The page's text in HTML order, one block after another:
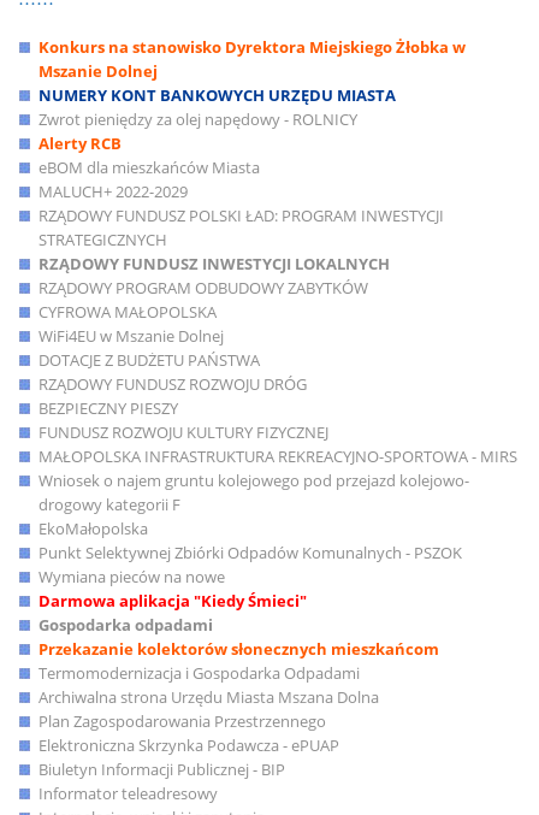
Konkurs na stanowisko Dyrektora Miejskiego Żłobka w
Mszanie Dolnej
NUMERY KONT BANKOWYCH URZĘDU MIASTA
Zwrot pieniędzy za olej napędowy - ROLNICY
Alerty RCB
eBOM dla mieszkańców Miasta
MALUCH+ 2022-2029
RZĄDOWY FUNDUSZ POLSKI ŁAD: PROGRAM INWESTYCJI
STRATEGICZNYCH
RZĄDOWY FUNDUSZ INWESTYCJI LOKALNYCH
RZĄDOWY PROGRAM ODBUDOWY ZABYTKÓW
CYFROWA MAŁOPOLSKA
WiFi4EU w Mszanie Dolnej
DOTACJE Z BUDŻETU PAŃSTWA
RZĄDOWY FUNDUSZ ROZWOJU DRÓG
BEZPIECZNY PIESZY
FUNDUSZ ROZWOJU KULTURY FIZYCZNEJ
MAŁOPOLSKA INFRASTRUKTURA REKREACYJNO-SPORTOWA - MIRS
Wniosek o najem gruntu kolejowego pod przejazd kolejowo-
drogowy kategorii F
EkoMałopolska
Punkt Selektywnej Zbiórki Odpadów Komunalnych - PSZOK
Wymiana pieców na nowe
Darmowa aplikacja "Kiedy Śmieci"
Gospodarka odpadami
Przekazanie kolektorów słonecznych mieszkańcom
Termomodernizacja i Gospodarka Odpadami
Archiwalna strona Urzędu Miasta Mszana Dolna
Plan Zagospodarowania Przestrzennego
Elektroniczna Skrzynka Podawcza - ePUAP
Biuletyn Informacji Publicznej - BIP
Informator teleadresowy